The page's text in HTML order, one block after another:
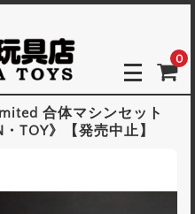
0
合体マシンセット
TOY》【発売中止】